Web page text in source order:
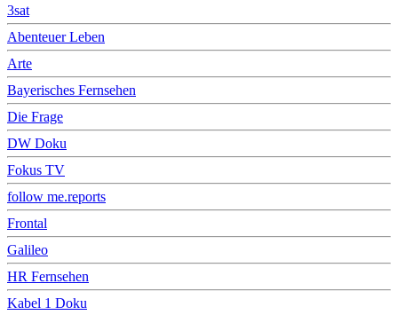
3sat
Abenteuer Leben
Arte
Bayerisches Fernsehen
Die Frage
DW Doku
Fokus TV
follow me.reports
Frontal
Galileo
HR Fernsehen
Kabel 1 Doku